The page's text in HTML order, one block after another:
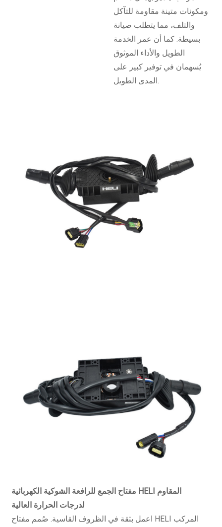
ومكونات متينة مقاومة للتآكل
والتلف، مما يتطلب صيانة
بسيطة. كما أن عمر الخدمة
الطويل والأداء الموثوق
يُسهمان في توفير كبير على
مفتاح الجمع للرافعة الشوكية الكهربائية HELI المقاوم
لدرجات الحرارة العالية
اعمل بثقة في الظروف القاسية. صُمم مفتاح HELI المركب